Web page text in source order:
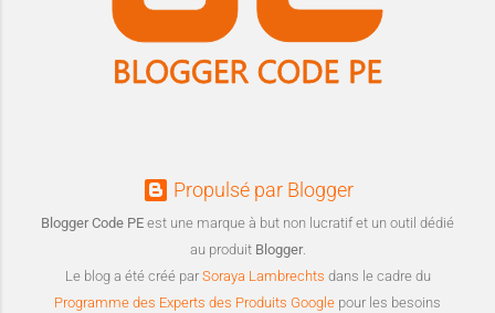
Propulsé par Blogger
Blogger Code PE est une marque à but non lucratif et un outil dédié
au produit Blogger.
Le blog a été créé par Soraya Lambrechts dans le cadre du
Programme des Experts des Produits Google pour les besoins